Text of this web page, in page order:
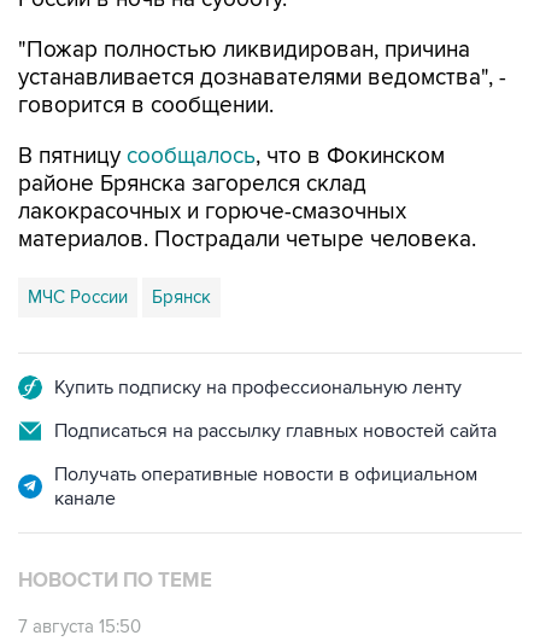
"Пожар полностью ликвидирован, причина
устанавливается дознавателями ведомства", -
говорится в сообщении.
В пятницу сообщалось, что в Фокинском
районе Брянска загорелся склад
лакокрасочных и горюче-смазочных
материалов. Пострадали четыре человека.
МЧС России Брянск
Купить подписку на профессиональную ленту
Подписаться на рассылку главных новостей сайта
Получать оперативные новости в официальном
канале
НОВОСТИ ПО ТЕМЕ
7 августа 15:50